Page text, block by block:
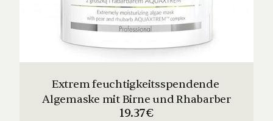
Extrem feuchtigkeitsspendende
Algemaske mit Birne und Rhabarber
19.37€